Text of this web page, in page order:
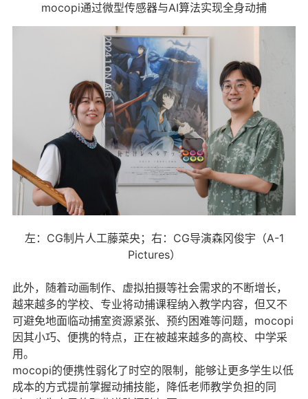
mocopi通过微型传感器与AI算法实现全身动捕
左：CG制片人工藤菜央；右：CG导演森冈俊宇（A-1
Pictures）
此外，随着动画制作、虚拟拍摄等社会需求的不断增长，
越来越多的学校、专业将动捕课程纳入教学内容，但又不
可避免地面临动捕室资源紧张、预约困难等问题，mocopi
因其小巧、便携的特点，正在被越来越多的高校、中学采
用。
mocopi的便携性弱化了时空的限制，能够让更多学生以低
成本的方式提前掌握动捕技能，降低老师教学负担的同